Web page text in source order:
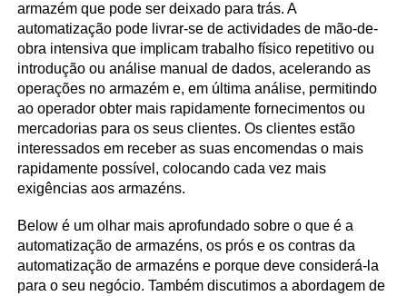
armazém que pode ser deixado para trás. A
automatização pode livrar-se de actividades de mão-de-
obra intensiva que implicam trabalho físico repetitivo ou
introdução ou análise manual de dados, acelerando as
operações no armazém e, em última análise, permitindo
ao operador obter mais rapidamente fornecimentos ou
mercadorias para os seus clientes. Os clientes estão
interessados em receber as suas encomendas o mais
rapidamente possível, colocando cada vez mais
exigências aos armazéns.
Below é um olhar mais aprofundado sobre o que é a
automatização de armazéns, os prós e os contras da
automatização de armazéns e porque deve considerá-la
para o seu negócio. Também discutimos a abordagem de